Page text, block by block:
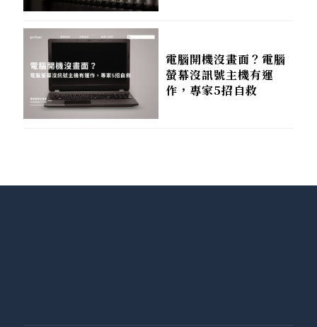
電腦開機沒畫面？電腦
螢幕沒訊號主機有運
作，專家5招自救